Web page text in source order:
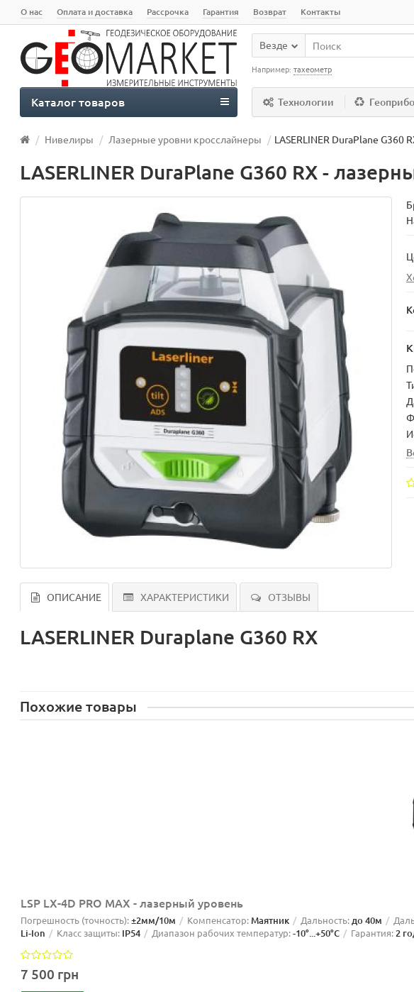
О нас Оплата и доставка Рассрочка Гарантия Возврат Контакты
Везде
Например:тахеометр
Технологии
Каталог товаров
Нивелиры Лазерные уровни кроcслайнеры LASERLINER DuraPlane G360
LASERLINER DuraPlane G360 RX -
ОПИСАНИЕ ХАРАКТЕРИСТИКИ ОТЗЫВЫ
LASERLINER Duraplane G360 RX
Похожие товары
LSP LX-4D PRO MAX - лазерный уровень
Погрешность (точность): ±2мм/10м Компенсатор: Маятник Дальность: до 40м
Li-Ion
Класс защиты: IP54 Диапазон рабочих температур: -10°...+50°С Гарантия: 2
7 500 грн